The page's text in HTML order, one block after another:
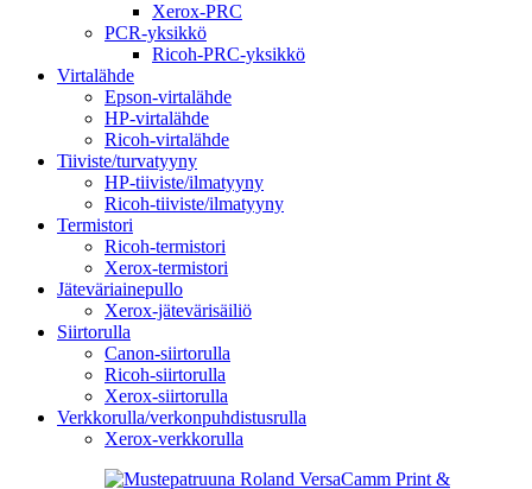
Xerox-PRC
PCR-yksikkö
Ricoh-PRC-yksikkö
Virtalähde
Epson-virtalähde
HP-virtalähde
Ricoh-virtalähde
Tiiviste/turvatyyny
HP-tiiviste/ilmatyyny
Ricoh-tiiviste/ilmatyyny
Termistori
Ricoh-termistori
Xerox-termistori
Jäteväriainepullo
Xerox-jätevärisäiliö
Siirtorulla
Canon-siirtorulla
Ricoh-siirtorulla
Xerox-siirtorulla
Verkkorulla/verkonpuhdistusrulla
Xerox-verkkorulla